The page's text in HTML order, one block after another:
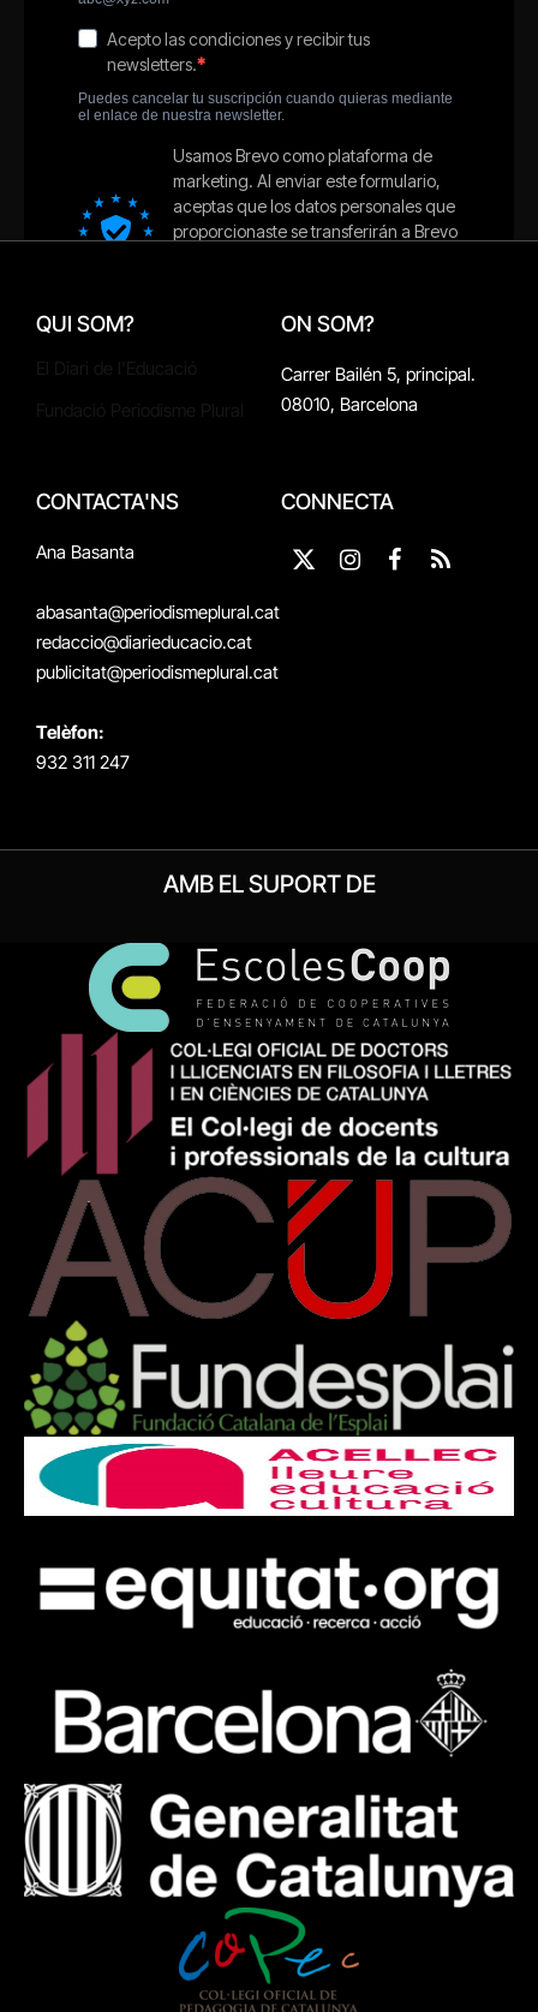
QUI SOM? ON SOM?
Carrer Bailén 5, principal.
08010, Barcelona
CONTACTA'NS
Ana Basanta
abasanta@periodismeplural.cat
redaccio@diarieducacio.cat
publicitat@periodismeplural.cat
Telèfon:
932 311 247
CONNECTA
X
InstagramFacebook
RSS
AMB EL SUPORT DE